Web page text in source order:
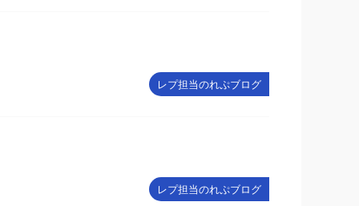
レプ担当のれぷブログ
レプ担当のれぷブログ